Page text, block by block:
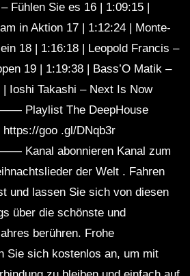
Fühlen Sie es 16 | 1:09:15 |
in Aktion 17 | 1:12:24 | Monte-
18 | 1:16:18 | Leopold Francis –
19 | 1:19:38 | Bass’O Matik –
Ioshi Takashi – Next Is Now
The DeepHouse
goo .gl/DNqb3r
abonnieren Kanal zum
der Welt . Fahren
und lassen Sie sich von diesen
über die schönste und
berühren. Frohe
Sie sich kostenlos an, um mit